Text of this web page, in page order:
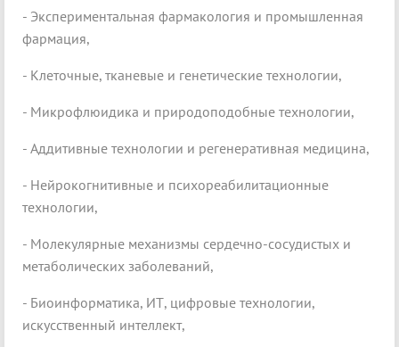
- Экспериментальная фармакология и промышленная
фармация,
- Клеточные, тканевые и генетические технологии,
- Микрофлюидика и природоподобные технологии,
- Аддитивные технологии и регенеративная медицина,
- Нейрокогнитивные и психореабилитационные
технологии,
- Молекулярные механизмы сердечно-сосудистых и
метаболических заболеваний,
- Биоинформатика, ИТ, цифровые технологии,
искусственный интеллект,